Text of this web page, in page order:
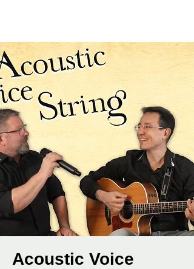
Acoustic Voice